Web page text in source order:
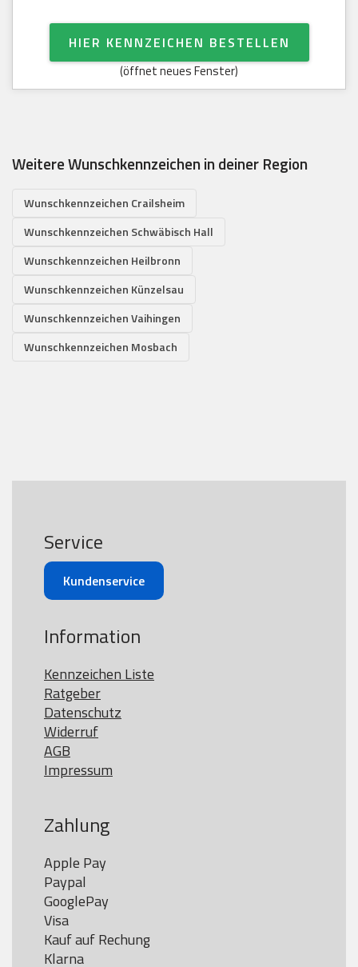
HIER KENNZEICHEN BESTELLEN
(öffnet neues Fenster)
Weitere Wunschkennzeichen in deiner Region
Wunschkennzeichen Crailsheim
Wunschkennzeichen Schwäbisch Hall
Wunschkennzeichen Heilbronn
Wunschkennzeichen Künzelsau
Wunschkennzeichen Vaihingen
Wunschkennzeichen Mosbach
Service
Kundenservice
Information
Kennzeichen Liste
Ratgeber
Datenschutz
Widerruf
AGB
Impressum
Zahlung
Apple Pay
Paypal
GooglePay
Visa
Kauf auf Rechung
Klarna